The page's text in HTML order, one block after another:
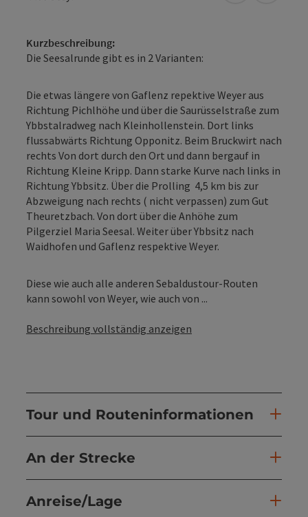
Kurzbeschreibung:
Die Seesalrunde gibt es in 2 Varianten:
Die etwas längere von Gaflenz repektive Weyer aus
Richtung Pichlhöhe und über die Saurüsselstraße zum
Ybbstalradweg nach Kleinhollenstein. Dort links
flussabwärts Richtung Opponitz. Beim Bruckwirt nach
rechts Von dort durch den Ort und dann bergauf in
Richtung Kleine Kripp. Dann starke Kurve nach links in
Richtung Ybbsitz. Über die Prolling 4,5 km bis zur
Abzweigung nach rechts ( nicht verpassen) zum Gut
Theuretzbach. Von dort über die Anhöhe zum
Pilgerziel Maria Seesal. Weiter über Ybbsitz nach
Waidhofen und Gaflenz respektive Weyer.
Diese wie auch alle anderen Sebaldustour-Routen
kann sowohl von Weyer, wie auch von ...
Beschreibung vollständig anzeigen
Tour und Routeninformationen
An der Strecke
Anreise/Lage